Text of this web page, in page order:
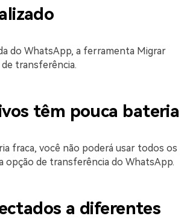
do WhatsApp, a ferramenta Migrar
transferência.
têm pouca bateria
fraca, você não poderá usar todos os
opção de transferência do WhatsApp.
a diferentes